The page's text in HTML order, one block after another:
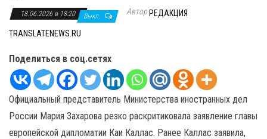
18.06.2026 в 18:20 Выкл. Автор РЕДАКЦИЯ
TRANSLATENEWS.RU
Поделиться в соц.сетях
Официальный представитель Министерства иностранных дел
России Мария Захарова резко раскритиковала заявление главы
европейской дипломатии Каи Каллас. Ранее Каллас заявила,